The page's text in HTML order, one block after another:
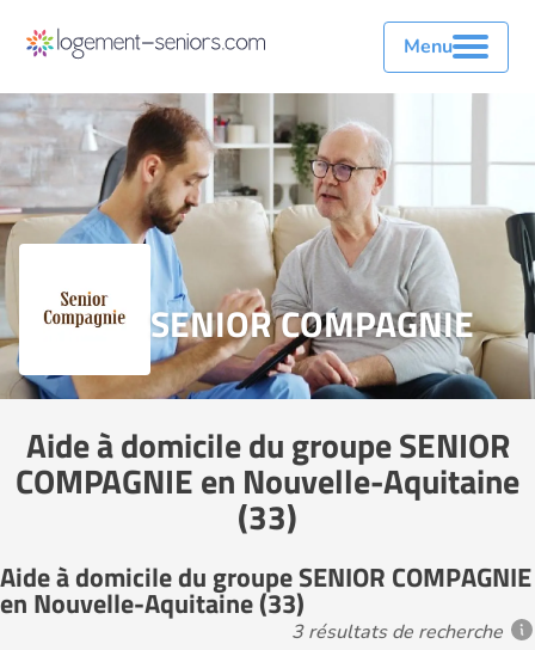
Menu
SENIOR COMPAGNIE
Aide à domicile du groupe SENIOR
COMPAGNIE en Nouvelle-Aquitaine
(33)
Aide à domicile du groupe SENIOR COMPAGNIE
en Nouvelle-Aquitaine (33)
3 résultats de recherche